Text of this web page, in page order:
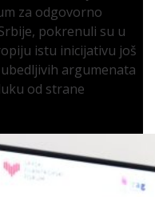
za odgovorno
pokrenuli su u
istu inicijativu još
argumenata
od strane